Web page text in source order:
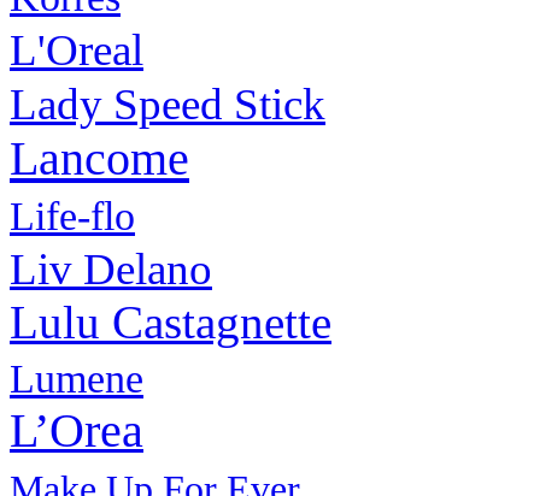
L'Oreal
Lady Speed Stick
Lancome
Life-flo
Liv Delano
Lulu Castagnette
Lumene
L’Orea